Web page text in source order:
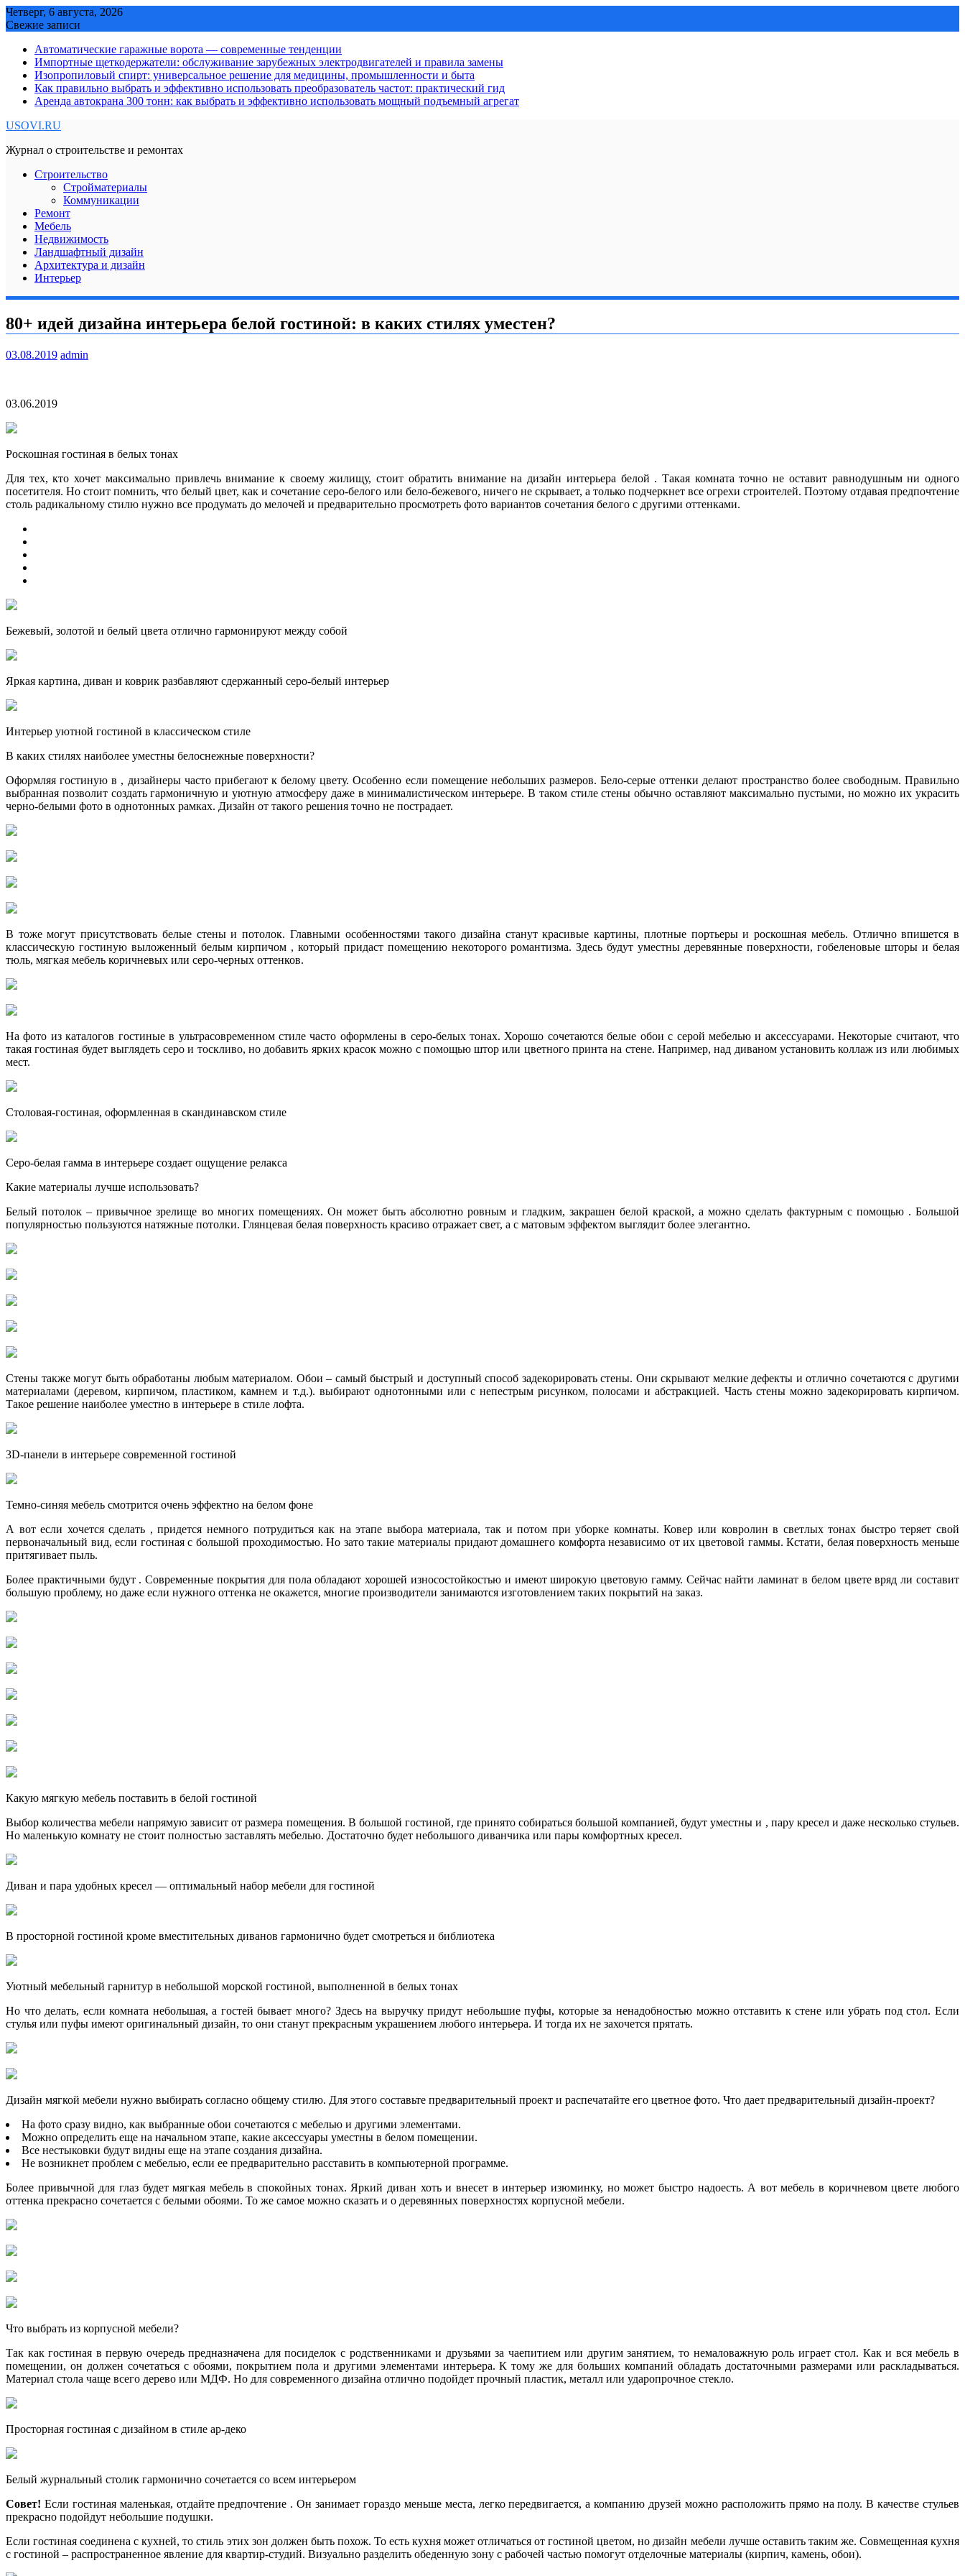
Skip
to
Четверг, 6 августа, 2026
Свежие записи
Автоматические гаражные ворота — современные тенденции
Импортные щеткодержатели: обслуживание зарубежных электродвигателей и правила замены
Изопропиловый спирт: универсальное решение для медицины, промышленности и быта
Как правильно выбрать и эффективно использовать преобразователь частот: практический гид
Аренда автокрана 300 тонн: как выбрать и эффективно использовать мощный подъемный агрегат
USOVI.RU
Журнал о строительстве и ремонтах
Строительство
Стройматериалы
Коммуникации
Ремонт
Мебель
Недвижимость
Ландшафтный дизайн
Архитектура и дизайн
Интерьер
80+ идей дизайна интерьера белой гостиной: в каких стилях уместен?
03.08.2019 admin
03.06.2019
Роскошная гостиная в белых тонах
Для тех, кто хочет максимально привлечь внимание к своему жилищу, стоит обратить внимание на дизайн интерьера белой . Такая комната точно не оставит равнодушным ни одного
посетителя. Но стоит помнить, что белый цвет, как и сочетание серо-белого или бело-бежевого, ничего не скрывает, а только подчеркнет все огрехи строителей. Поэтому отдавая предпочтение
столь радикальному стилю нужно все продумать до мелочей и предварительно просмотреть фото вариантов сочетания белого с другими оттенками.
Бежевый, золотой и белый цвета отлично гармонируют между собой
Яркая картина, диван и коврик разбавляют сдержанный серо-белый интерьер
Интерьер уютной гостиной в классическом стиле
В каких стилях наиболее уместны белоснежные поверхности?
Оформляя гостиную в , дизайнеры часто прибегают к белому цвету. Особенно если помещение небольших размеров. Бело-серые оттенки делают пространство более свободным. Правильно
выбранная позволит создать гармоничную и уютную атмосферу даже в минималистическом интерьере. В таком стиле стены обычно оставляют максимально пустыми, но можно их украсить
черно-белыми фото в однотонных рамках. Дизайн от такого решения точно не пострадает.
В тоже могут присутствовать белые стены и потолок. Главными особенностями такого дизайна станут красивые картины, плотные портьеры и роскошная мебель. Отлично впишется в
классическую гостиную выложенный белым кирпичом , который придаст помещению некоторого романтизма. Здесь будут уместны деревянные поверхности, гобеленовые шторы и белая
тюль, мягкая мебель коричневых или серо-черных оттенков.
На фото из каталогов гостиные в ультрасовременном стиле часто оформлены в серо-белых тонах. Хорошо сочетаются белые обои с серой мебелью и аксессуарами. Некоторые считают, что
такая гостиная будет выглядеть серо и тоскливо, но добавить ярких красок можно с помощью штор или цветного принта на стене. Например, над диваном установить коллаж из или любимых
мест.
Столовая-гостиная, оформленная в скандинавском стиле
Серо-белая гамма в интерьере создает ощущение релакса
Какие материалы лучше использовать?
Белый потолок – привычное зрелище во многих помещениях. Он может быть абсолютно ровным и гладким, закрашен белой краской, а можно сделать фактурным с помощью . Большой
популярностью пользуются натяжные потолки. Глянцевая белая поверхность красиво отражает свет, а с матовым эффектом выглядит более элегантно.
Стены также могут быть обработаны любым материалом. Обои – самый быстрый и доступный способ задекорировать стены. Они скрывают мелкие дефекты и отлично сочетаются с другими
материалами (деревом, кирпичом, пластиком, камнем и т.д.). выбирают однотонными или с непестрым рисунком, полосами и абстракцией. Часть стены можно задекорировать кирпичом.
Такое решение наиболее уместно в интерьере в стиле лофта.
3D-панели в интерьере современной гостиной
Темно-синяя мебель смотрится очень эффектно на белом фоне
А вот если хочется сделать , придется немного потрудиться как на этапе выбора материала, так и потом при уборке комнаты. Ковер или ковролин в светлых тонах быстро теряет свой
первоначальный вид, если гостиная с большой проходимостью. Но зато такие материалы придают домашнего комфорта независимо от их цветовой гаммы. Кстати, белая поверхность меньше
притягивает пыль.
Более практичными будут . Современные покрытия для пола обладают хорошей износостойкостью и имеют широкую цветовую гамму. Сейчас найти ламинат в белом цвете вряд ли составит
большую проблему, но даже если нужного оттенка не окажется, многие производители занимаются изготовлением таких покрытий на заказ.
Какую мягкую мебель поставить в белой гостиной
Выбор количества мебели напрямую зависит от размера помещения. В большой гостиной, где принято собираться большой компанией, будут уместны и , пару кресел и даже несколько стульев.
Но маленькую комнату не стоит полностью заставлять мебелью. Достаточно будет небольшого диванчика или пары комфортных кресел.
Диван и пара удобных кресел — оптимальный набор мебели для гостиной
В просторной гостиной кроме вместительных диванов гармонично будет смотреться и библиотека
Уютный мебельный гарнитур в небольшой морской гостиной, выполненной в белых тонах
Но что делать, если комната небольшая, а гостей бывает много? Здесь на выручку придут небольшие пуфы, которые за ненадобностью можно отставить к стене или убрать под стол. Если
стулья или пуфы имеют оригинальный дизайн, то они станут прекрасным украшением любого интерьера. И тогда их не захочется прятать.
Дизайн мягкой мебели нужно выбирать согласно общему стилю. Для этого составьте предварительный проект и распечатайте его цветное фото. Что дает предварительный дизайн-проект?
На фото сразу видно, как выбранные обои сочетаются с мебелью и другими элементами.
Можно определить еще на начальном этапе, какие аксессуары уместны в белом помещении.
Все нестыковки будут видны еще на этапе создания дизайна.
Не возникнет проблем с мебелью, если ее предварительно расставить в компьютерной программе.
Более привычной для глаз будет мягкая мебель в спокойных тонах. Яркий диван хоть и внесет в интерьер изюминку, но может быстро надоесть. А вот мебель в коричневом цвете любого
оттенка прекрасно сочетается с белыми обоями. То же самое можно сказать и о деревянных поверхностях корпусной мебели.
Что выбрать из корпусной мебели?
Так как гостиная в первую очередь предназначена для посиделок с родственниками и друзьями за чаепитием или другим занятием, то немаловажную роль играет стол. Как и вся мебель в
помещении, он должен сочетаться с обоями, покрытием пола и другими элементами интерьера. К тому же для больших компаний обладать достаточными размерами или раскладываться.
Материал стола чаще всего дерево или МДФ. Но для современного дизайна отлично подойдет прочный пластик, металл или ударопрочное стекло.
Просторная гостиная с дизайном в стиле ар-деко
Белый журнальный столик гармонично сочетается со всем интерьером
Совет! Если гостиная маленькая, отдайте предпочтение . Он занимает гораздо меньше места, легко передвигается, а компанию друзей можно расположить прямо на полу. В качестве стульев
прекрасно подойдут небольшие подушки.
Если гостиная соединена с кухней, то стиль этих зон должен быть похож. То есть кухня может отличаться от гостиной цветом, но дизайн мебели лучше оставить таким же. Совмещенная кухня
с гостиной – распространенное явление для квартир-студий. Визуально разделить обеденную зону с рабочей частью помогут отделочные материалы (кирпич, камень, обои).